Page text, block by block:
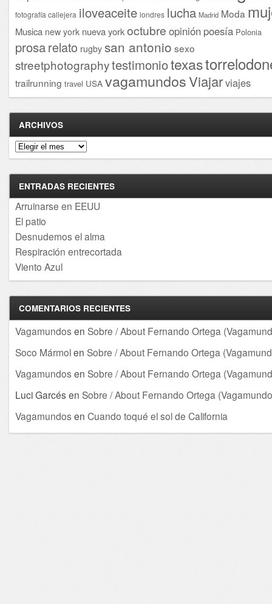
fotografía callejera iloveaceite londres lucha Madrid Moda
Musica new york nueva yorkoctubre opinión poesía Polonia
prosarelato rugby san antonio sexo
streetphotographytestimoniotexas
trailrunning travel USA vagamundosViajarviajes
ARCHIVOS
Archivos
ENTRADAS RECIENTES
Arruinarse en EEUU
El patio
Desnudemos el alma
Respiración entrecortada
Viento Azul
COMENTARIOS RECIENTES
Vagamundos en Sobre / About Fernando Ortega
Soco Mármolen Sobre / About Fernando Ortega
Vagamundos en Sobre / About Fernando Ortega
Luci Garcés en Sobre / About Fernando Ortega
Vagamundos en Cuando toqué el sol de California